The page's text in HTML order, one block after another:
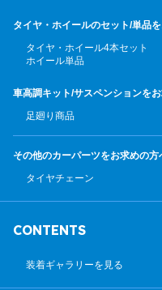
タイヤ・ホイールのセット/単品
タイヤ・ホイール4本セット
ホイール単品
車高調キット/サスペンションを
足廻り商品
その他のカーパーツをお求めの方
タイヤチェーン
CONTENTS
装着ギャラリーを見る